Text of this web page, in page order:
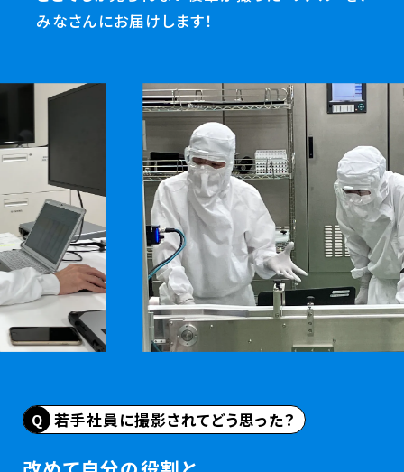
みなさんにお届けします！
若手社員に撮影されてどう思った？